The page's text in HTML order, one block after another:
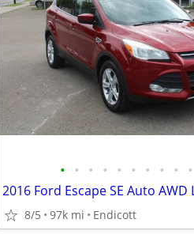
• • • • • • • • • •
8/5 97k mi Endicott